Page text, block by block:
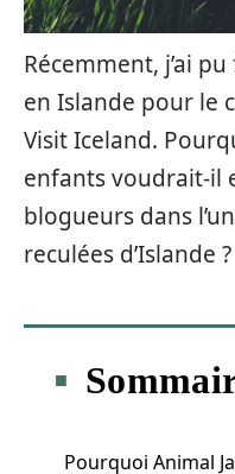
Récemment, j’ai
en Islande pour le
Visit Iceland.
enfants voudrait-il
blogueurs dans
reculées d’Islande ?
Pourquoi Animal